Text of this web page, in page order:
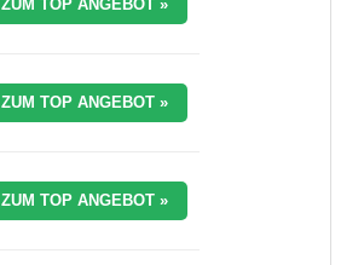
ZUM TOP ANGEBOT »
ZUM TOP ANGEBOT »
ZUM TOP ANGEBOT »